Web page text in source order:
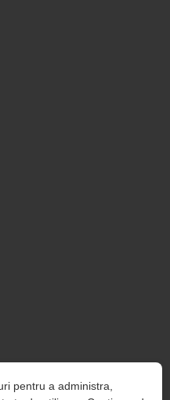
pentru a administra,